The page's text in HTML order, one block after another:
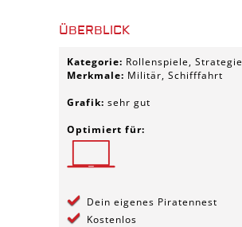
ÜBERBLICK
Kategorie: Rollenspiele, Strategie
Merkmale: Militär, Schifffahrt
Grafik: sehr gut
Optimiert für:
Dein eigenes Piratennest
Kostenlos